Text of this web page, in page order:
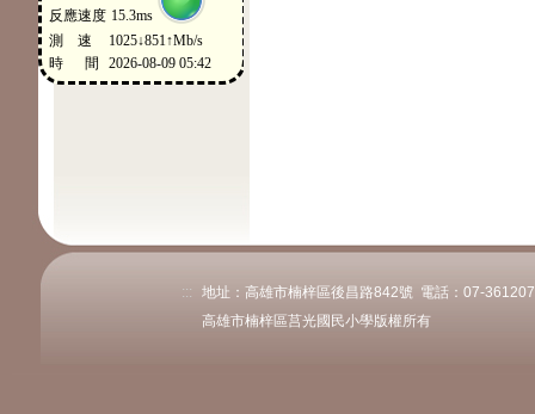
:::
地址：高雄市楠梓區後昌路842號 電話：07-
高雄市楠梓區莒光國民小學版權所有